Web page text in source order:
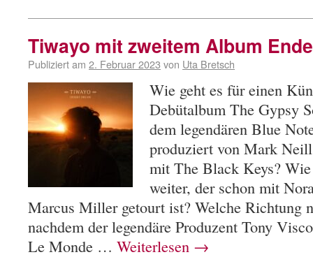
Tiwayo mit zweitem Album
Publiziert am 2. Februar 2023 von Uta Bretsch
Wie geht es für einen
Debütalbum The Gypsy
dem legendären Blue
produziert von Mark
mit The Black Keys?
weiter, der schon mit
Marcus Miller getourt ist? Welche Richtung
nachdem der legendäre Produzent Tony
Le Monde … Weiterlesen →